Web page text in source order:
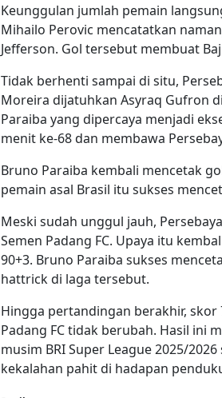
Keunggulan jumlah pemain
Mihailo Perovic mencatatkan
Jefferson. Gol tersebut membuat
Tidak berhenti sampai di situ,
Moreira dijatuhkan Asyraq Gufron
Paraiba yang dipercaya menjadi
menit ke-68 dan membawa
Bruno Paraiba kembali mencetak
pemain asal Brasil itu sukses
Meski sudah unggul jauh,
Semen Padang FC. Upaya itu
90+3. Bruno Paraiba sukses
hattrick di laga tersebut.
Hingga pertandingan berakhir, skor
Padang FC tidak berubah. Hasil ini
musim BRI Super League 2025/
kekalahan pahit di hadapan